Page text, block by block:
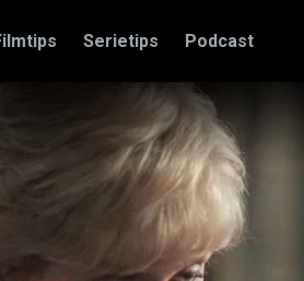
Serietips Podcast